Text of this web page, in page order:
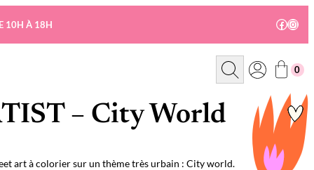
10H À 18H
R
c
e
r
0
– City World
art à colorier sur un thème très urbain : City world.